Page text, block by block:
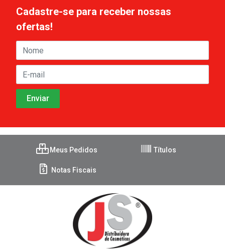
Cadastre-se para receber nossas
ofertas!
Meus Pedidos Títulos
Notas Fiscais